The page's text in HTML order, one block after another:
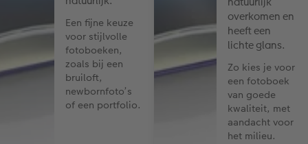
Een fijne keuze
voor stijlvolle
fotoboeken,
zoals bij een
bruiloft,
newbornfoto’s
of een portfolio.
overkomen en
heeft een
lichte glans.
Zo kies je voor
een fotoboek
van goede
kwaliteit, met
aandacht voor
het milieu.